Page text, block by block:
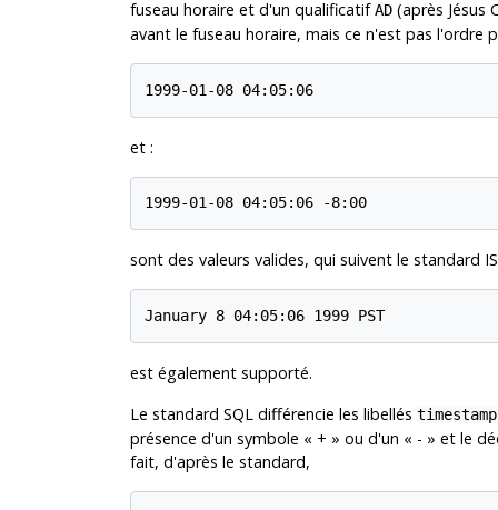
fuseau horaire et d'un qualificatifAD(après Jésus
avant le fuseau horaire, mais ce n'est pas l'ordre
1999-01-08 04:05:06
et :
1999-01-08 04:05:06 -8:00
sont des valeurs valides, qui suivent le standard
January 8 04:05:06 1999 PST
est également supporté.
Le standard SQLdifférencie les libellés
présence d'un symbole « + » ou d'un « - » et le
fait, d'après le standard,